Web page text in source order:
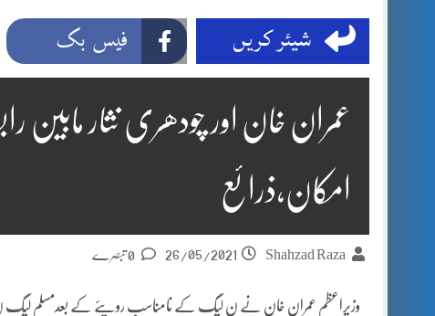
شیئر کریں فیس بک
عمران خان اور چودھری نثار مابین
امکان،ذرائع
Shahzad Raza
26/05/2021
وزیراعظم عمران خان نے ن لیگ کے نامناسب رویئے کے بعدمسلم لیگ ن کے